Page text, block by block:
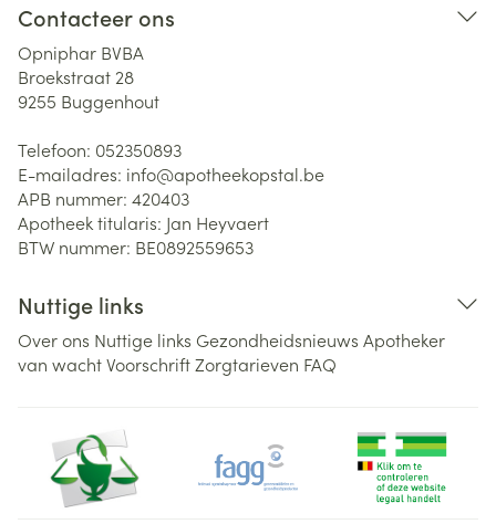
Contacteer ons
Opniphar BVBA
Broekstraat 28
9255 Buggenhout
Telefoon: 052350893
E-mailadres: info@apotheekopstal.be
APB nummer: 420403
Apotheek titularis: Jan Heyvaert
BTW nummer: BE0892559653
Nuttige links
Over ons Nuttige links Gezondheidsnieuws Apotheker
van wachtVoorschriftZorgtarieven FAQ